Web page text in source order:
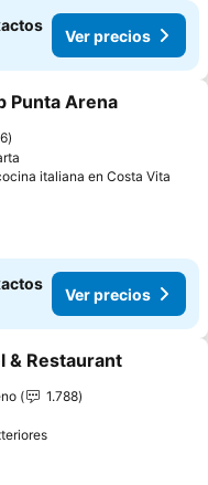
Ver precios
a favoritos
Punta Arena
italiana en Costa Vita
Ver precios
a favoritos
& Restaurant
1.788
Ver precios